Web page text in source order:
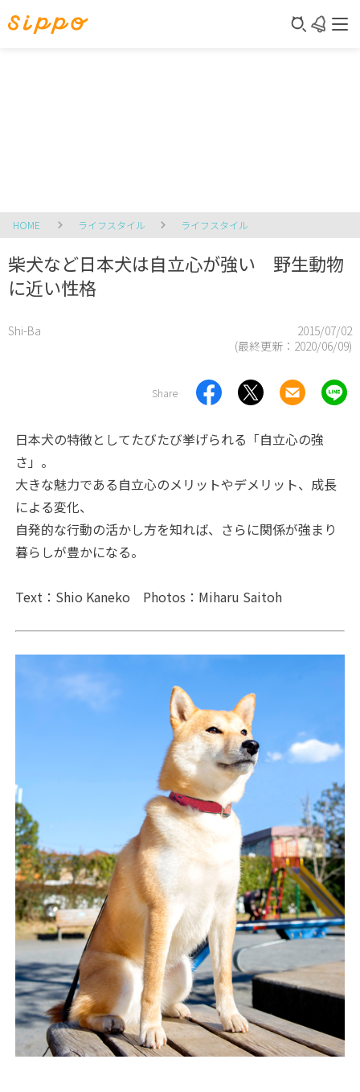
HOME ライフスタイル ライフスタイル
柴犬など日本犬は自立心が強い 野生動物
に近い性格
Shi-Ba
2015/07/02
(最終更新： 2020/06/09)
Share
日本犬の特徴としてたびたび挙げられる「自立心の強
さ」。
大きな魅力である自立心のメリットやデメリット、成長
による変化、
自発的な行動の活かし方を知れば、さらに関係が強まり
暮らしが豊かになる。
Text：Shio Kaneko Photos：Miharu Saitoh